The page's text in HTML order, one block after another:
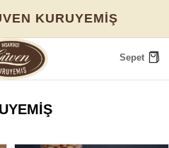
KURUYEMİŞ
Sepet